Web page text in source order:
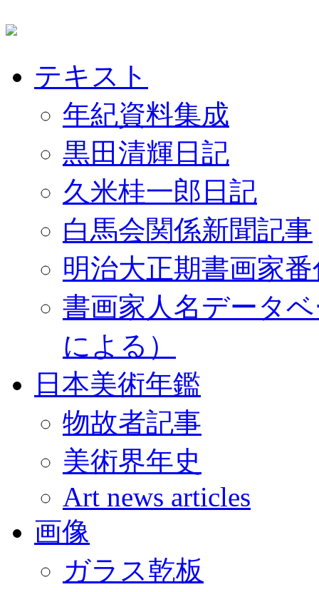
テキスト
年紀資料集成
黒田清輝日記
久米桂一郎日記
白馬会関係新聞記事
明治大正期書画家
書画家人名データ
による）
日本美術年鑑
物故者記事
美術界年史
Art news articles
画像
ガラス乾板